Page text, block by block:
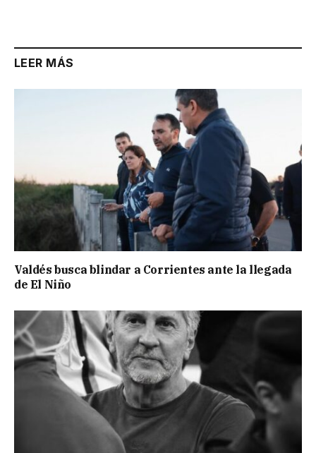
LEER MÁS
Valdés busca blindar a Corrientes ante la llegada
de El Niño